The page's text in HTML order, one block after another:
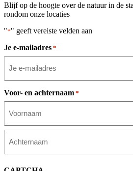
Blijf op de hoogte over de natuur in de
rondom onze locaties
"*" geeft vereiste velden aan
Je e-mailadres *
Voor- en achternaam *
Voornaam